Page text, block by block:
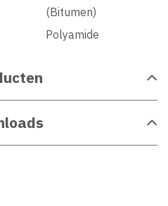
(Bitumen)
Polyamide